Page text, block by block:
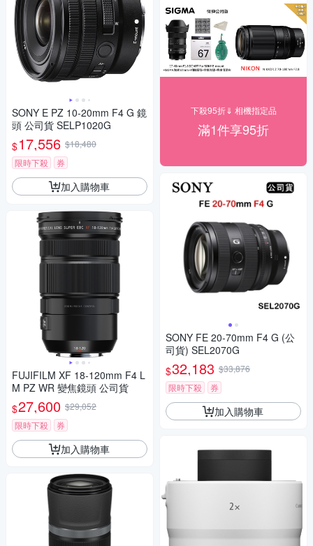
SONY E PZ 10-20mm F4 G 鏡
頭 公司貨 SELP1020G
$17,556 $18,480
限時下殺
券
加入購物車
FUJIFILM XF 18-120mm F4 L
M PZ WR 變焦鏡頭 公司貨
$27,600 $29,052
限時下殺
券
加入購物車
下殺95折⇓ 相機指定品
滿1件享95折
SONY FE 20-70mm F4 G (公
司貨) SEL2070G
$32,183 $33,876
限時下殺
券
加入購物車